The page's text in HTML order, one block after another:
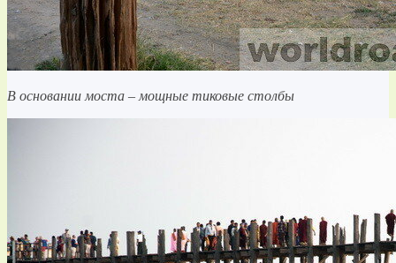
В основании моста – мощные тиковые столбы